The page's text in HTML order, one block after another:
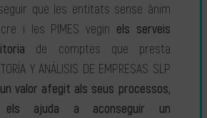
que les entitats sense ànim
i les PIMES vegin els serveis
de comptes que presta
Y ANÁLISIS DE EMPRESAS SLP
valor afegit als seus processos,
els ajuda a aconseguir un